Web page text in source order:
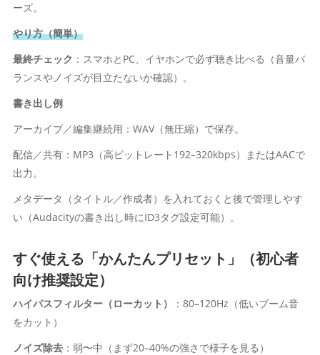
ーズ。
やり方（簡単）
最終チェック ：スマホとPC、イヤホンで必ず聴き比べる（音量バ
ランスやノイズが目立たないか確認）。
書き出し例
アーカイブ／編集継続用：WAV（無圧縮）で保存。
配信／共有：MP3（高ビットレート192–320kbps）またはAACで
出力。
メタデータ（タイトル／作成者）を入れておくと後で管理しやす
い（Audacityの書き出し時にID3タグ設定可能）。
すぐ使える「かんたんプリセット」（初心者
向け推奨設定）
ハイパスフィルター（ローカット）
：80–120Hz（低いブーム音
をカット）
ノイズ除去：弱〜中（まず20–40%の強さで様子を見る）